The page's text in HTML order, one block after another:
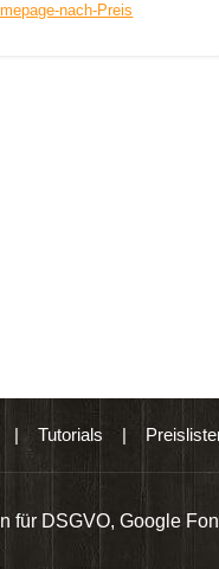
nach-Preis
| Tutorials |
für DSGVO, Google